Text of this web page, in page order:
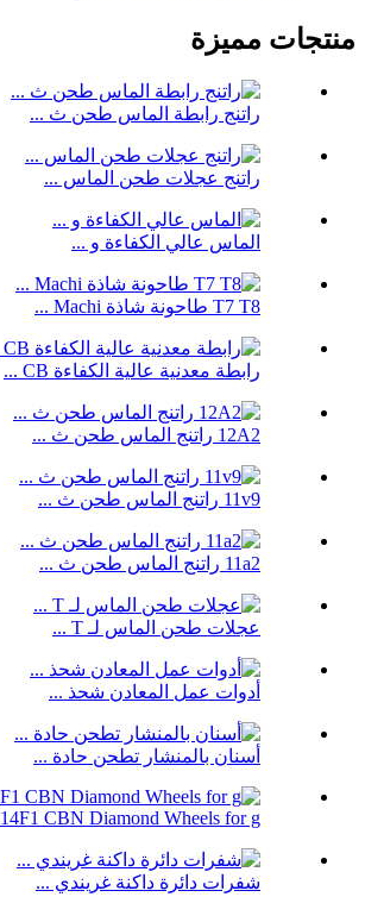
منتجات مميزة
راتنج رابطة الماس طحن ث ...
راتنج عجلات طحن الماس ...
الماس عالي الكفاءة و ...
T7 T8 طاحونة شاذة Machi ...
رابطة معدنية عالية الكفاءة CB ...
12A2 راتنج الماس طحن ث ...
11v9 راتنج الماس طحن ث ...
11a2 راتنج الماس طحن ث ...
عجلات طحن الماس لـ T ...
أدوات عمل المعادن شحذ ...
أسنان بالمنشار تطحن حادة ...
14F1 CBN Diamond Wheels for g ...
شفرات دائرة داكنة غريندي ...